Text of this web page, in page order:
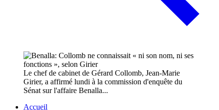
Le chef de cabinet de Gérard Collomb, Jean-Marie
Girier, a affirmé lundi à la commission d'enquête du
Sénat sur l'affaire Benalla...
Accueil